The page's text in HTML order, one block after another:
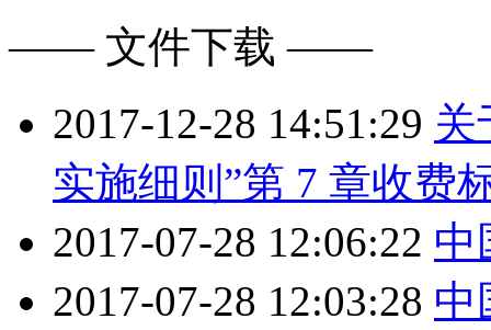
—— 文件下载 ——
2017-12-28 14:51:29 关
实施细则”第 7 章收费
2017-07-28 12:06:22 中
2017-07-28 12:03:28 中